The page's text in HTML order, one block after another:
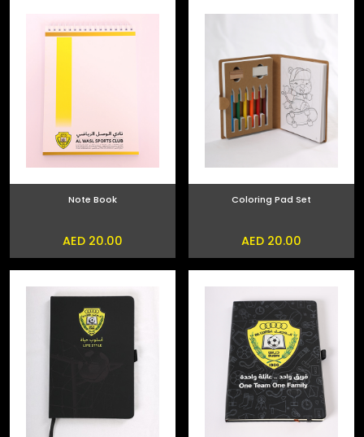
Coloring Pad Set
AED 20.00
Note Book
AED 20.00